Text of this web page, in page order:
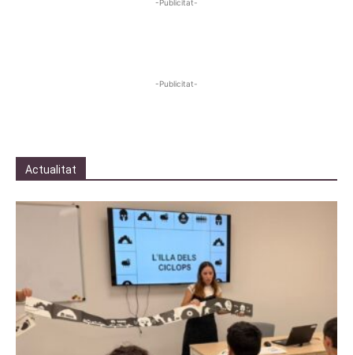
-Publicitat-
-Publicitat-
Actualitat